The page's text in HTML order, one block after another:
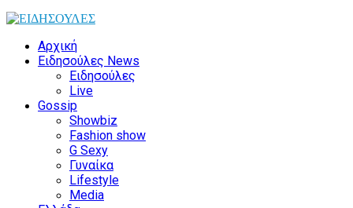
Αρχική
Ειδησούλες News
Ειδησούλες
Live
Gossip
Showbiz
Fashion show
G Sexy
Γυναίκα
Lifestyle
Media